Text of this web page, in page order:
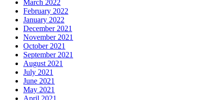
March 2022
February 2022
January 2022
December 2021
November 2021
October 2021
September 2021
August 2021
July 2021
June 2021
May 2021
April 2021